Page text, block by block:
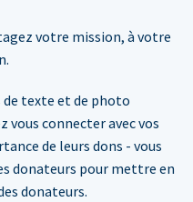
votre mission, à votre
texte et de photo
vous connecter avec vos
de leurs dons - vous
donateurs pour mettre en
donateurs.